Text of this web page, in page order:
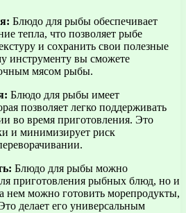
Блюдо для рыбы обеспечивает
тепла, что позволяет рыбе
и сохранить свои полезные
инструменту вы сможете
мясом рыбы.
Блюдо для рыбы имеет
позволяет легко поддерживать
во время приготовления. Это
и минимизирует риск
Блюдо для рыбы можно
приготовления рыбных блюд, но и
нем можно готовить морепродукты,
делает его универсальным